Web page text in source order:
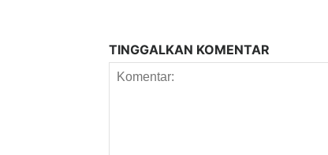
TINGGALKAN KOMENTAR